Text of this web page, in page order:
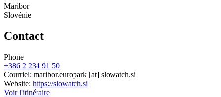
Maribor
Slovénie
Contact
Phone
+386 2 234 91 50
Courriel: maribor.europark [at] slowatch.si
Website: https://slowatch.si
Voir l'itinéraire